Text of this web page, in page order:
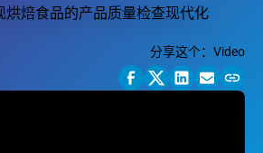
分享这个： Video